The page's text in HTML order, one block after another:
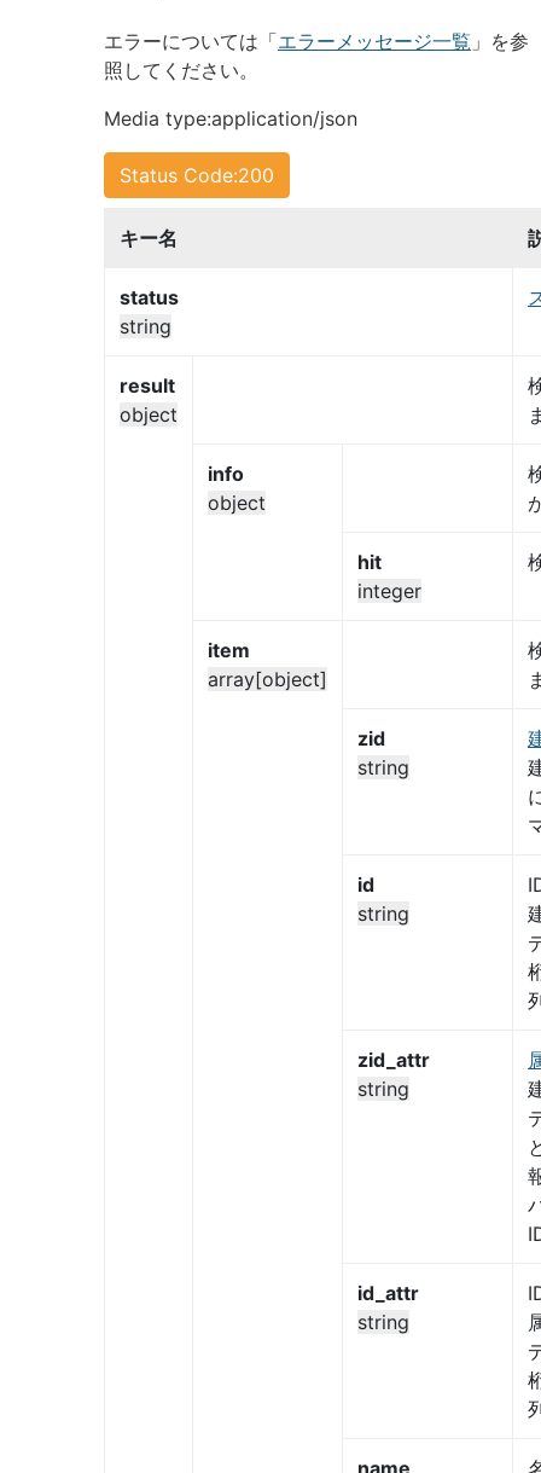
エラーについては「エラーメッセージ一覧 」を参
照してください。
Media type:application/json
Status Code:200
キー名
status
string
result
object
info
object
hit
integer
item
array[object]
zid
string
id
string
zid_attr
string
id_attr
string